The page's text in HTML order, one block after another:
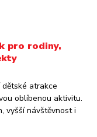
pro rodiny,
atrakce
oblíbenou aktivitu.
vyšší návštěvnost i